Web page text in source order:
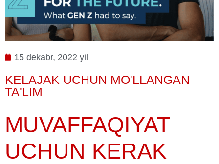
15 dekabr, 2022 yil
KELAJAK UCHUN MO'LLANGAN
TA'LIM
MUVAFFAQIYAT
UCHUN KERAK